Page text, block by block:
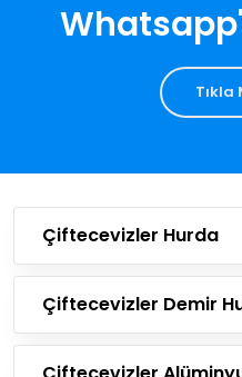
Tıkla
Çiftecevizler Hurda
Çiftecevizler Demir